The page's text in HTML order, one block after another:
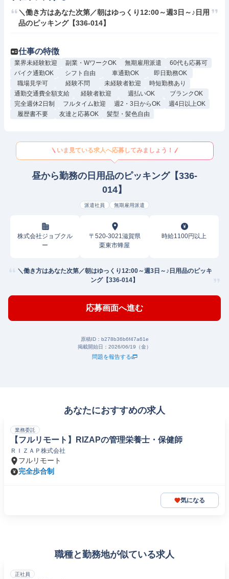
＼働き方はあなた次第／朝はゆっくり12:00～週3日～♪日用
品のピッキング【336-014】
仕事の特徴
業界未経験歓迎 副業・WワークOK 無期雇用派遣
60代も応募可
バイク通勤OK
シフト自由 車通勤OK
即日勤務OK
職場見学可
経験不問 未経験者歓迎
時短勤務あり
通勤交通費全額支給
経験者歓迎 週払いOK
ブランクOK
完全週休2日制
フルタイム歓迎 週2・3日からOK
週4日以上OK
履歴書不要
友達と応募OK 髪型・髪色自由
いま見ている求人へ応募してみましょう！
昼から勤務の日用品のピッキング【336-
014】
派遣社員 無期雇用派遣
株式会社ジョブクル
ー
〒520-3021滋賀県
栗東市蜂屋
時給1100円以上
＼働き方はあなた次第／朝はゆっくり12:00～週3日～♪日用品のピッキ
ング【336-014】
応募画面へ進む
原稿ID： b278b36b6f47a61e
掲載開始日： 2026/06/19（金）
問題を報告する
あなたにおすすめの求人
業務委託
【フルリモート】RIZAPの管理栄養士・保健師
ＲＩＺＡＰ株式会社
フルリモート
完全歩合制
気になる
職種と勤務地が似ている求人
正社員